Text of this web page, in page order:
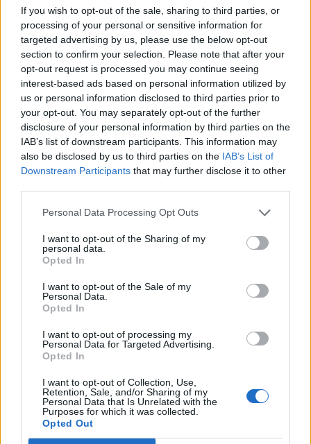
If you wish to opt-out of the sale, sharing to third parties, or
processing of your personal or sensitive information for
targeted advertising by us, please use the below opt-out
section to confirm your selection. Please note that after your
opt-out request is processed you may continue seeing
interest-based ads based on personal information utilized by
us or personal information disclosed to third parties prior to
your opt-out. You may separately opt-out of the further
disclosure of your personal information by third parties on the
IAB’s list of downstream participants. This information may
also be disclosed by us to third parties on the IAB’s List of
Downstream Participants that may further disclose it to other
Personal Data Processing Opt Outs
I want to opt-out of the Sharing of my
personal data.
Opted In
I want to opt-out of the Sale of my
Personal Data.
Opted In
I want to opt-out of processing my
Personal Data for Targeted Advertising.
Opted In
I want to opt-out of Collection, Use,
Retention, Sale, and/or Sharing of my
Personal Data that Is Unrelated with the
Purposes for which it was collected.
Opted Out
Sutinku sutaisyklėmis
This site is protected by
reCAPTCHA and the Google
Privacy Policy and Terms of
Service apply.
TAIP PAT SKAITYKITE